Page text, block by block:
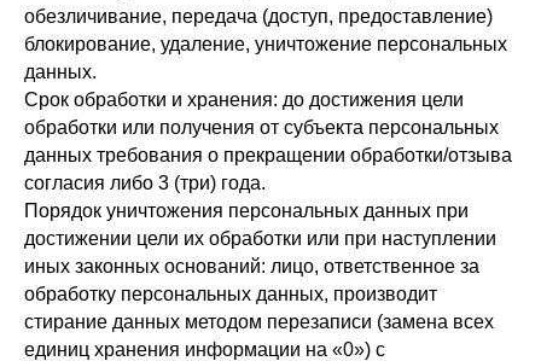
обезличивание, передача (доступ, предоставление)
блокирование, удаление, уничтожение персональных
данных.
Срок обработки и хранения: до достижения цели
обработки или получения от субъекта персональных
данных требования о прекращении обработки/отзыва
согласия либо 3 (три) года.
Порядок уничтожения персональных данных при
достижении цели их обработки или при наступлении
иных законных оснований: лицо, ответственное за
обработку персональных данных, производит
стирание данных методом перезаписи (замена всех
единиц хранения информации на «0») с